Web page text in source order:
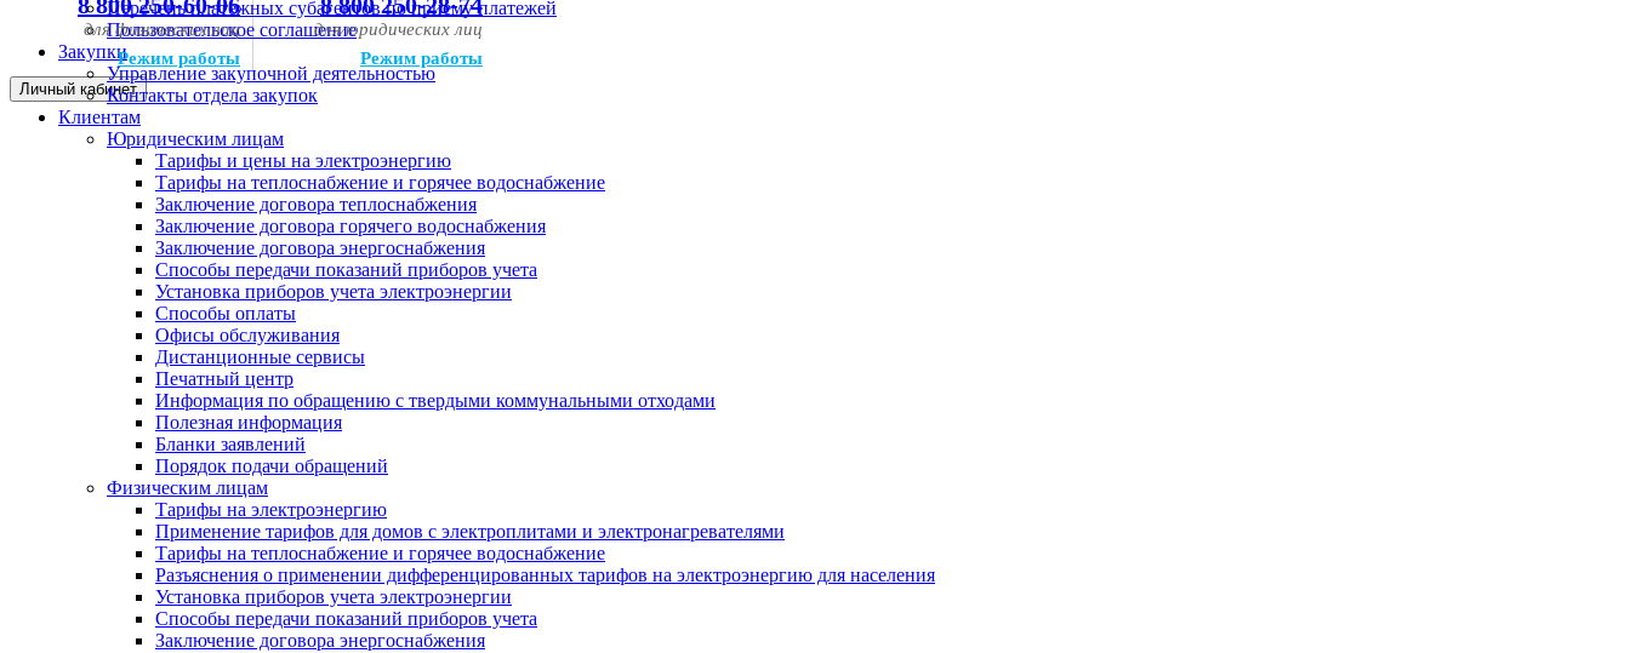
для физических лиц
Режим работы
для юридических лиц
Режим работы
Личный кабинет
Перечень платежных субагентов по приему платежей
Пользовательское соглашение
Закупки
Управление закупочной деятельностью
Контакты отдела закупок
Клиентам
Юридическим лицам
Тарифы и цены на электроэнергию
Тарифы на теплоснабжение и горячее водоснабжение
Заключение договора теплоснабжения
Заключение договора горячего водоснабжения
Заключение договора энергоснабжения
Способы передачи показаний приборов учета
Установка приборов учета электроэнергии
Способы оплаты
Офисы обслуживания
Дистанционные сервисы
Печатный центр
Информация по обращению с твердыми коммунальными отходами
Полезная информация
Бланки заявлений
Порядок подачи обращений
Физическим лицам
Тарифы на электроэнергию
Применение тарифов для домов с электроплитами и электронагревателями
Тарифы на теплоснабжение и горячее водоснабжение
Разъяснения о применении дифференцированных тарифов на электроэнергию для населения
Установка приборов учета электроэнергии
Способы передачи показаний приборов учета
Заключение договора энергоснабжения